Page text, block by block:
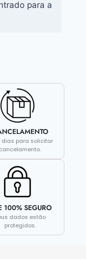
para a
dias para solicitar
cancelamento.
100% SEGURO
dados estão
protegidos.